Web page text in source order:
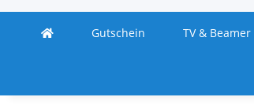
Gutschein TV & Beamer